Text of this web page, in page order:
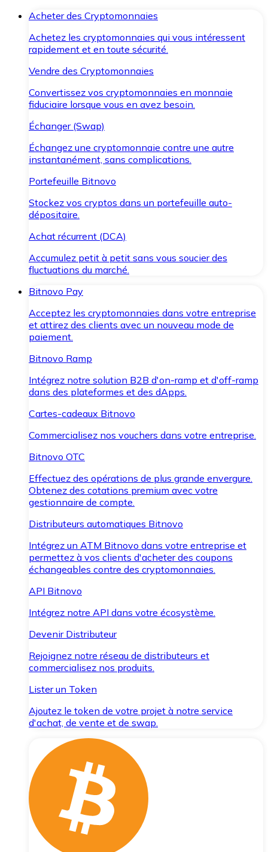
Acheter des Cryptomonnaies
Achetez les cryptomonnaies qui vous intéressent
rapidement et en toute sécurité.
Vendre des Cryptomonnaies
Convertissez vos cryptomonnaies en monnaie
fiduciaire lorsque vous en avez besoin.
Échanger (Swap)
Échangez une cryptomonnaie contre une autre
instantanément, sans complications.
Portefeuille Bitnovo
Stockez vos cryptos dans un portefeuille auto-
dépositaire.
Achat récurrent (DCA)
Accumulez petit à petit sans vous soucier des
fluctuations du marché.
Bitnovo Pay
Acceptez les cryptomonnaies dans votre entreprise
et attirez des clients avec un nouveau mode de
paiement.
Bitnovo Ramp
Intégrez notre solution B2B d'on-ramp et d'off-ramp
dans des plateformes et des dApps.
Cartes-cadeaux Bitnovo
Commercialisez nos vouchers dans votre entreprise.
Bitnovo OTC
Effectuez des opérations de plus grande envergure.
Obtenez des cotations premium avec votre
gestionnaire de compte.
Distributeurs automatiques Bitnovo
Intégrez un ATM Bitnovo dans votre entreprise et
permettez à vos clients d'acheter des coupons
échangeables contre des cryptomonnaies.
API Bitnovo
Intégrez notre API dans votre écosystème.
Devenir Distributeur
Rejoignez notre réseau de distributeurs et
commercialisez nos produits.
Lister un Token
Ajoutez le token de votre projet à notre service
d'achat, de vente et de swap.